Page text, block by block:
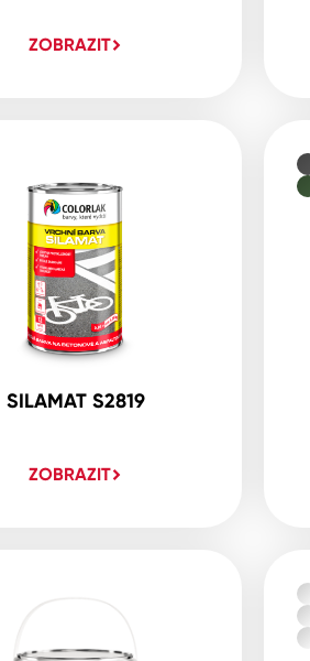
ZOBRAZIT
SILAMAT S2819
ZOBRAZIT